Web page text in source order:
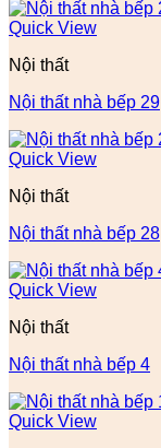
Quick View
Nội thất
Nội thất nhà bếp 29
Quick View
Nội thất
Nội thất nhà bếp 28
Quick View
Nội thất
Nội thất nhà bếp 4
Quick View